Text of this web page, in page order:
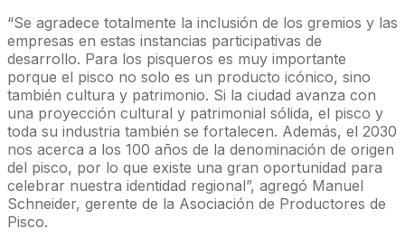
“Se agradece totalmente la inclusión de los gremios y las
empresas en estas instancias participativas de
desarrollo. Para los pisqueros es muy importante
porque el pisco no solo es un producto icónico, sino
también cultura y patrimonio. Si la ciudad avanza con
una proyección cultural y patrimonial sólida, el pisco y
toda su industria también se fortalecen. Además, el 2030
nos acerca a los 100 años de la denominación de origen
del pisco, por lo que existe una gran oportunidad para
celebrar nuestra identidad regional”, agregó Manuel
Schneider, gerente de la Asociación de Productores de
Pisco.